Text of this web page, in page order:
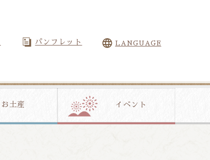
パンフレット LANGUAGE
お土産 イベント